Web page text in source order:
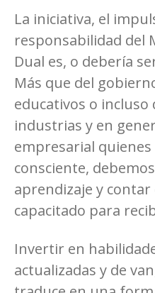
La iniciativa, el
responsabilidad del
Dual es, o debería
Más que del
educativos o incluso
industrias y en
empresarial
consciente,
aprendizaje y
capacitado para
Invertir en
actualizadas y de